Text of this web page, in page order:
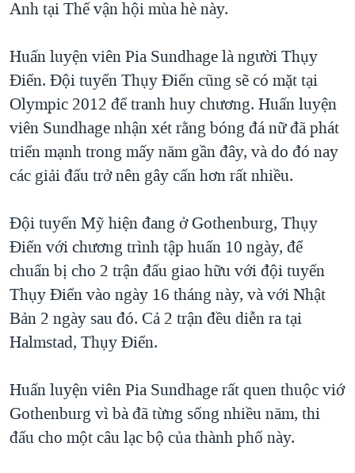
Anh tại Thế vận hội mùa hè này.
Huấn luyện viên Pia Sundhage là người Thụy
Ðiển. Ðội tuyển Thụy Ðiển cũng sẽ có mặt tại
Olympic 2012 để tranh huy chương. Huấn luyện
viên Sundhage nhận xét rằng bóng đá nữ đã phát
triển mạnh trong mấy năm gần đây, và do đó nay
các giải đấu trở nên gây cấn hơn rất nhiều.
Ðội tuyển Mỹ hiện đang ở Gothenburg, Thụy
Ðiển với chương trình tập huấn 10 ngày, để
chuẩn bị cho 2 trận đấu giao hữu với đội tuyển
Thụy Ðiển vào ngày 16 tháng này, và với Nhật
Bản 2 ngày sau đó. Cả 2 trận đều diễn ra tại
Halmstad, Thụy Ðiển.
Huấn luyện viên Pia Sundhage rất quen thuộc viớ
Gothenburg vì bà đã từng sống nhiều năm, thi
đấu cho một câu lạc bộ của thành phố này.